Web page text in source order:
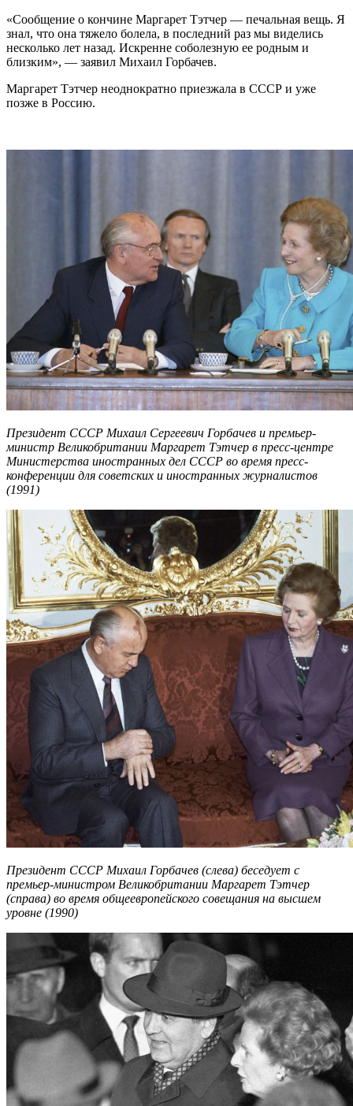
«Сообщение о кончине Маргарет Тэтчер — печальная вещь. Я
знал, что она тяжело болела, в последний раз мы виделись
несколько лет назад. Искренне соболезную ее родным и
близким», — заявил Михаил Горбачев.
Маргарет Тэтчер неоднократно приезжала в СССР и уже
позже в Россию.
Президент СССР Михаил Сергеевич Горбачев и премьер-
министр Великобритании Маргарет Тэтчер в пресс-центре
Министерства иностранных дел СССР во время пресс-
конференции для советских и иностранных журналистов
(1991)
Президент СССР Михаил Горбачев (слева) беседует с
премьер-министром Великобритании Маргарет Тэтчер
(справа) во время общеевропейского совещания на высшем
уровне (1990)